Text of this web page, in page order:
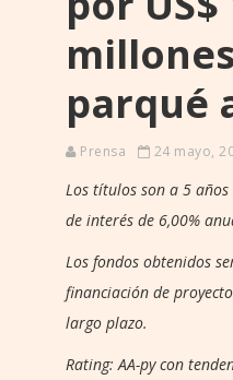
parqué
Prensa 24 mayo,
Los títulos son a 5
de interés de 6,00%
Los fondos obtenidos
financiación de
largo plazo.
Rating: AA-py con